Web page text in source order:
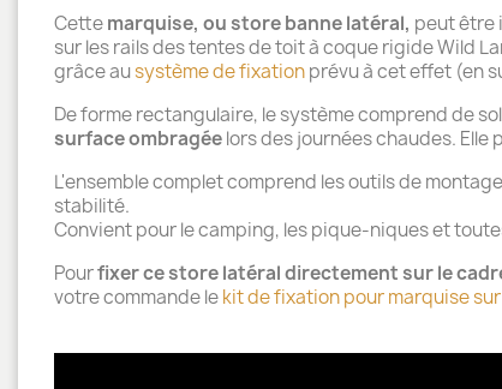
Cettemarquise, ou store banne latéral, peut être
sur les rails des tentes de toit à coque rigide Wild
grâce ausystème de fixationprévu à cet effet (en
De forme rectangulaire, le système comprend de
surface ombragéelors des journées chaudes.
L'ensemble complet comprend les outils de
stabilité.
Convient pour le camping, les pique-niques et
Pourfixer ce store latéral directement sur le
votre commande lekit de fixation pour marquise